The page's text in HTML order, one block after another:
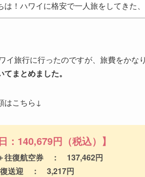
は！ハワイに格安で一人旅をしてきた
イ旅行に行ったのですが、旅費をかな
まとめました。
はこちら↓
：140,679円（税込）】
往復航空券 ： 137,462円
復送迎 ： 3,217円